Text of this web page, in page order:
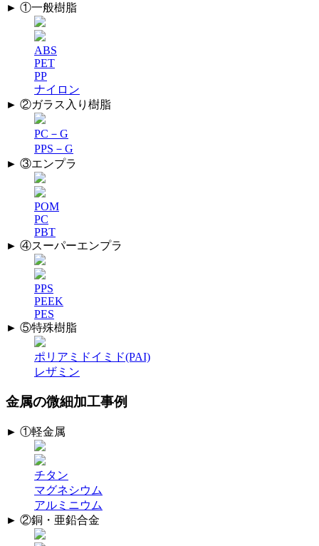
► ①一般樹脂
ABS
PET
PP
ナイロン
► ②ガラス入り樹脂
PC－G
PPS－G
► ③エンプラ
POM
PC
PBT
► ④スーパーエンプラ
PPS
PEEK
PES
► ⑤特殊樹脂
ポリアミドイミド(PAI)
レザミン
金属の微細加工事例
► ①軽金属
チタン
マグネシウム
アルミニウム
► ②銅・亜鉛合金